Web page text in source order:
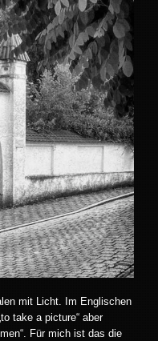
mit Licht. Im Englischen
take a picture“ aber
Für mich ist das die